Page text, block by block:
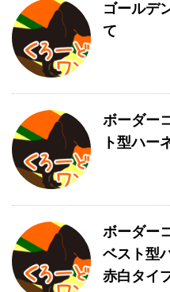
ゴールデ
て
ボーダー
ト型ハー
ボーダー
ベスト型
赤白タイ